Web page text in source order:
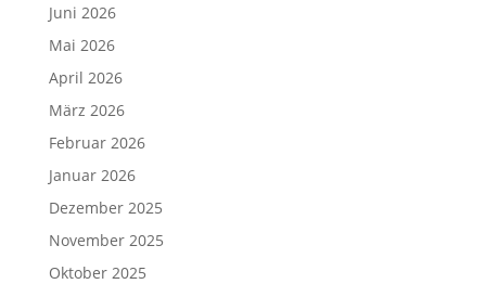
Juni 2026
Mai 2026
April 2026
März 2026
Februar 2026
Januar 2026
Dezember 2025
November 2025
Oktober 2025